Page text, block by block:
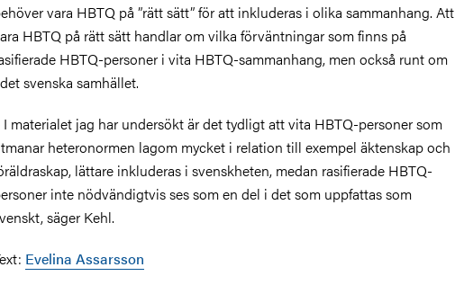
vara HBTQ på ”rätt sätt” för att inkluderas i olika sammanhang. Att
HBTQ på rätt sätt handlar om vilka förväntningar som finns på
HBTQ-personer i vita HBTQ-sammanhang, men också runt om
svenska samhället.
I materialet jag har undersökt är det tydligt att vita HBTQ-personer som
heteronormen lagom mycket i relation till exempel äktenskap och
lättare inkluderas i svenskheten, medan rasifierade HBTQ-
inte nödvändigtvis ses som en del i det som uppfattas som
säger Kehl.
Evelina Assarsson